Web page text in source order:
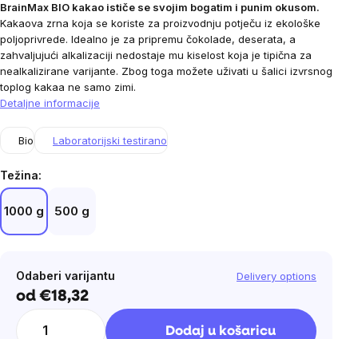
BrainMax BIO kakao ističe se svojim bogatim i punim okusom.
Kakaova zrna koja se koriste za proizvodnju potječu iz ekološke
poljoprivrede. Idealno je za pripremu čokolade, deserata, a
zahvaljujući alkalizaciji nedostaje mu kiselost koja je tipična za
nealkalizirane varijante. Zbog toga možete uživati u šalici izvrsnog
toplog kakaa ne samo zimi.
Detaljne informacije
Bio Laboratorijski testirano
Težina:
1000 g 500 g
Odaberi varijantu Delivery options
od €18,32Cijena
mjere:
Dodaj u košaricu